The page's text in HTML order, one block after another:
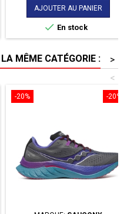
ELITE sont techniques,
Ces chaussettes mi-basses sont
spécifiquement conçues et
adaptées pour la pratique du
AJOUTER AU PANIER
 En stock
MÊME CATÉGORIE :
>
<
-20%
-20%